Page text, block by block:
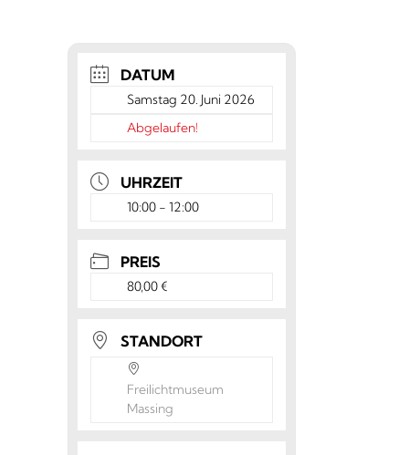
DATUM
Samstag 20. Juni 2026
Abgelaufen!
UHRZEIT
10:00 - 12:00
PREIS
80,00 €
STANDORT
Freilichtmuseum
Massing